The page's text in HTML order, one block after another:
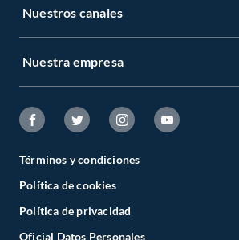
Nuestros canales
Nuestra empresa
Términos y condiciones
Política de cookies
Política de privacidad
Oficial Datos Personales